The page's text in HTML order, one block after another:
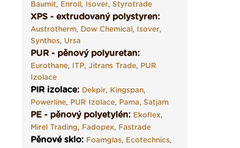
Baumit, Enroll, Isover, Styrotrade
XPS - extrudovaný polystyren:
Austrotherm, Dow Chemical, Isover,
Synthos, Ursa
PUR - pěnový polyuretan:
Eurothane, ITP, Jitrans Trade, PUR
Izolace
PIR izolace: Dekpir, Kingspan,
Powerline, PUR Izolace, Pama, Satjam
PE - pěnový polyetylén: Ekoflex,
Mirel Trading, Fadopex, Fastrade
Pěnové sklo: Foamglas, Ecotechnics,